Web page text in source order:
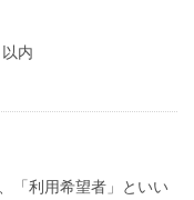
内
「利用希望者」といい